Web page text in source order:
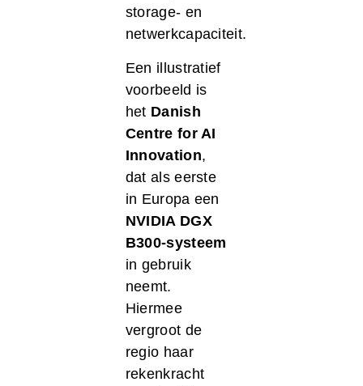
storage- en
netwerkcapaciteit.
Een illustratief
voorbeeld is
het Danish
Centre for AI
Innovation,
dat als eerste
in Europa een
NVIDIA DGX
B300-systeem
in gebruik
neemt.
Hiermee
vergroot de
regio haar
rekenkracht